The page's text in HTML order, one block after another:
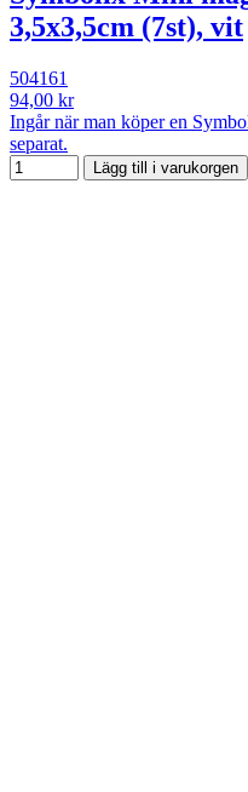
3,5x3,5cm (7st), vit
504161
94,00 kr
Ingår när man köper en
separat.
Lägg till i varukorgen